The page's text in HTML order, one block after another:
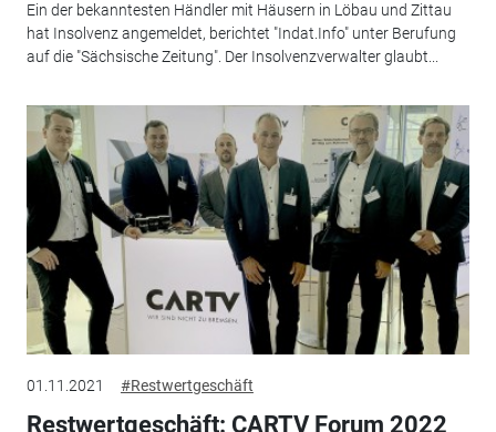
Ein der bekanntesten Händler mit Häusern in Löbau und Zittau
hat Insolvenz angemeldet, berichtet "Indat.Info" unter Berufung
auf die "Sächsische Zeitung". Der Insolvenzverwalter glaubt...
01.11.2021 #Restwertgeschäft
Restwertgeschäft: CARTV Forum 2022